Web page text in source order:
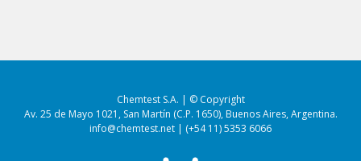
Chemtest S.A. | © Copyright
Av. 25 de Mayo 1021, San Martín (C.P. 1650), Buenos Aires, Argentina.
info@chemtest.net | (+54 11) 5353 6066